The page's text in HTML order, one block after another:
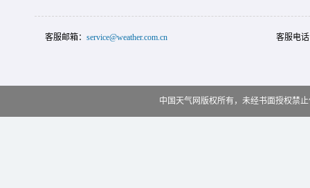
客服邮箱： service@weather.com.cn 客服电
中国天气网版权所有，未经书面授权